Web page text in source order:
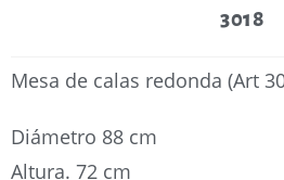
3018
Mesa de calas redonda (Art
Diámetro 88 cm
Altura. 72 cm